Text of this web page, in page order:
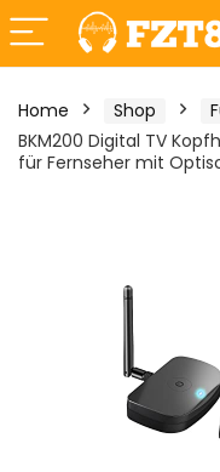
Home Shop
BKM200 Digital TV
für Fernseher mit